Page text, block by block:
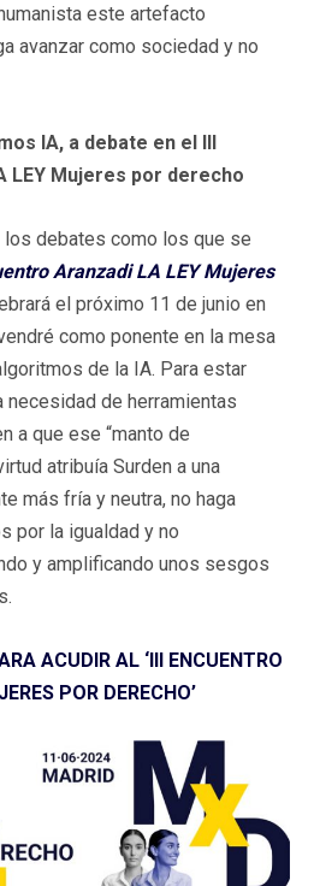
este artefacto
avanzar como sociedad y no
IA, a debate en el III
LEY Mujeres por derecho
debates como los que se
Aranzadi LA LEY Mujeres
el próximo 11 de junio en
como ponente en la mesa
de la IA. Para estar
necesidad de herramientas
a que ese “manto de
atribuía Surden a una
más fría y neutra, no haga
por la igualdad y no
y amplificando unos sesgos
ACUDIR AL ‘III ENCUENTRO
POR DERECHO’